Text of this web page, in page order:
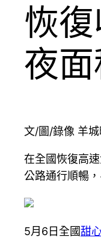
恢
夜
文/圖/錄像 羊
在全國恢復高
公路通行順暢
5月6日全國甜